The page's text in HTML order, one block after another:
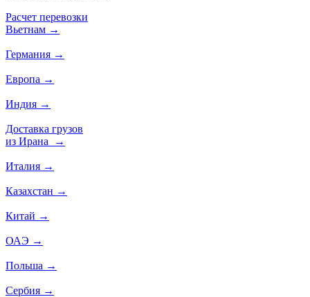
Расчет перевозки
Вьетнам →
Германия →
Европа →
Индия →
Доставка грузов
из Ирана
→
Италия →
Казахстан →
Китай →
ОАЭ →
Польша →
Сербия →